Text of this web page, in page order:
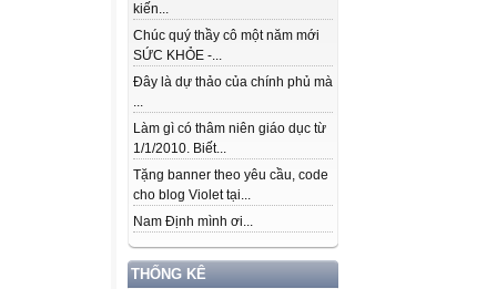
kiến...
Chúc quý thầy cô một năm mới
SỨC KHỎE -...
Đây là dự thảo của chính phủ mà
...
Làm gì có thâm niên giáo dục từ
1/1/2010. Biết...
Tặng banner theo yêu cầu, code
cho blog Violet tại...
Nam Định mình ơi...
THỐNG KÊ